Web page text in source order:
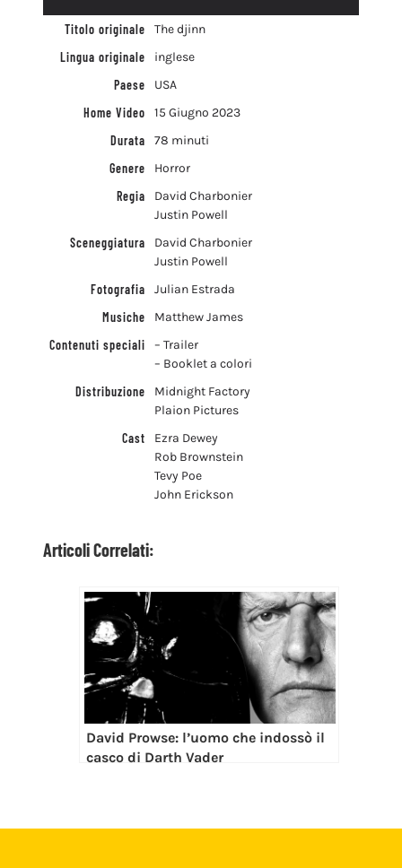
Titolo originale
The djinn
Lingua originale
inglese
Paese
USA
Home Video
15 Giugno 2023
Durata
78 minuti
Genere
Horror
Regia
David Charbonier
Justin Powell
Sceneggiatura
David Charbonier
Justin Powell
Fotografia
Julian Estrada
Musiche
Matthew James
Contenuti speciali
– Trailer
– Booklet a colori
Distribuzione
Midnight Factory
Plaion Pictures
Cast
Ezra Dewey
Rob Brownstein
Tevy Poe
John Erickson
Articoli Correlati:
David Prowse: l’uomo che indossò il
casco di Darth Vader